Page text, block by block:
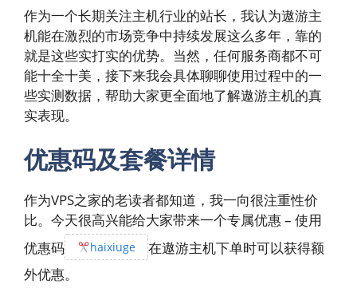
作为一个长期关注主机行业的站长，我认为遨游主
机能在激烈的市场竞争中持续发展这么多年，靠的
就是这些实打实的优势。当然，任何服务商都不可
能十全十美，接下来我会具体聊聊使用过程中的一
些实测数据，帮助大家更全面地了解遨游主机的真
实表现。
优惠码及套餐详情
作为VPS之家的老读者都知道，我一向很注重性价
比。今天很高兴能给大家带来一个专属优惠 – 使用
优惠码
haixiuge
在遨游主机下单时可以获得额
外优惠。